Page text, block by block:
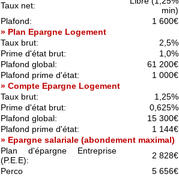
Taux net:
min)
Plafond:
1 600€
» Plan Epargne Logement
Taux brut:
2,5%
Prime d'état brut:
1,0%
Plafond global:
61 200€
Plafond prime d'état:
1 000€
» Compte Epargne Logement
Taux brut:
1,25%
Prime d'état brut:
0,625%
Plafond global:
15 300€
Plafond prime d'état:
1 144€
» Epargne salariale (abondement maximal)
Plan d'épargne Entreprise
(P.E.E):
2 828€
Perco
5 656€